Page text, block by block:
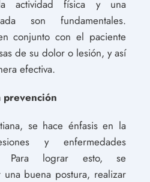
actividad física y una
son fundamentales.
conjunto con el paciente
de su dolor o lesión, y así
efectiva.
prevención
se hace énfasis en la
y enfermedades
Para lograr esto, se
una buena postura, realizar